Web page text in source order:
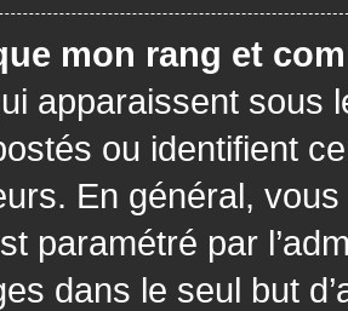
mon rang et
apparaissent sous
ou identifient
En général,
paramétré par
dans le seul but